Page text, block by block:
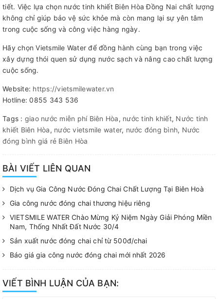
tiết. Việc lựa chọn nước tinh khiết Biên Hòa Đồng Nai chất lượng
không chỉ giúp bảo vệ sức khỏe mà còn mang lại sự yên tâm
trong cuộc sống và công việc hàng ngày.
Hãy chọn Vietsmile Water để đồng hành cùng bạn trong việc
xây dựng thói quen sử dụng nước sạch và nâng cao chất lượng
cuộc sống.
Website: https://vietsmilewater.vn
Hotline: 0855 343 536
Tags : giao nước miễn phí Biên Hòa, nước tinh khiết, Nước tinh
khiết Biên Hòa, nước vietsmile water, nước đóng bình, Nước
đóng bình giá rẻ Biên Hòa
BÀI VIẾT LIÊN QUAN
Dịch vụ Gia Công Nước Đóng Chai Chất Lượng Tại Biên Hoà
Gia công nước đóng chai thương hiệu riêng
VIETSMILE WATER Chào Mừng Kỷ Niệm Ngày Giải Phóng Miền
Nam, Thống Nhất Đất Nước 30/4
Sản xuất nước đóng chai chỉ từ 500đ/chai
Báo giá gia công nước đóng chai mới nhất 2026
VIẾT BÌNH LUẬN CỦA BẠN: